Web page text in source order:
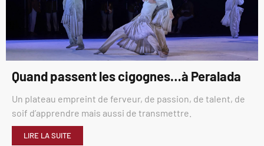
Quand passent les cigognes…à Peralada
Un plateau empreint de ferveur, de passion, de talent, de
soif d’apprendre mais aussi de transmettre.
LIRE LA SUITE